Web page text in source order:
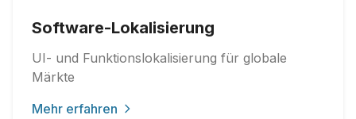
Software-Lokalisierung
UI- und Funktionslokalisierung für globale
Märkte
Mehr erfahren